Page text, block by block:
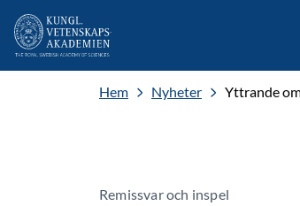
Hem Nyheter Yttrande
Remissvar och inspel